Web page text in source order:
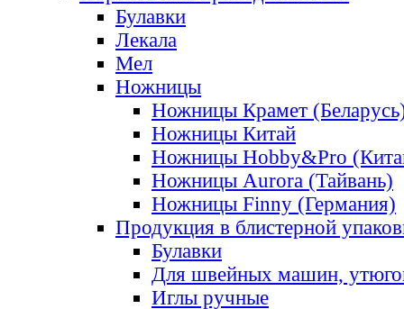
Булавки
Лекала
Мел
Ножницы
Ножницы Крамет
Ножницы Китай
Ножницы Hobby&Pro
Ножницы Aurora (Тайвань)
Ножницы Finny (Германия)
Продукция в блистерной
Булавки
Для швейных машин,
Иглы ручные